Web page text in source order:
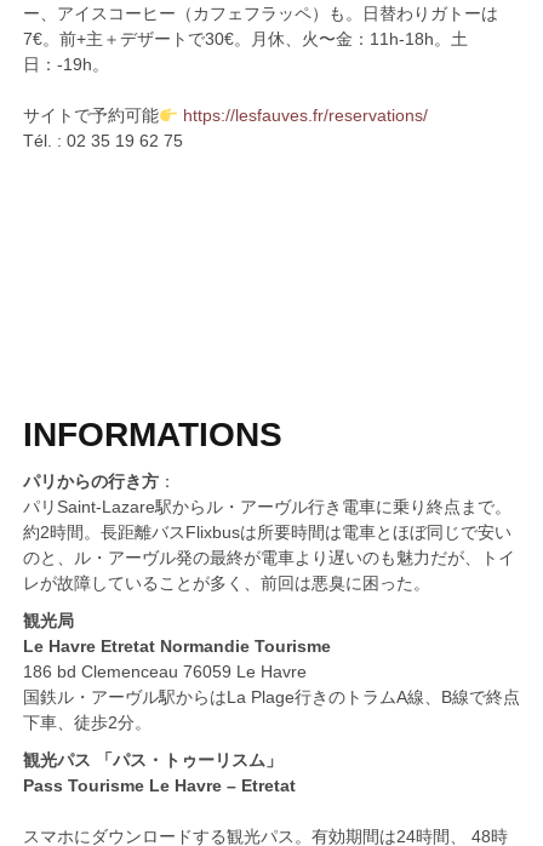
ー、アイスコーヒー（カフェフラッペ）も。日替わりガトーは
7€。前+主＋デザートで30€。月休、火〜金：11h-18h。土
日：-19h。
サイトで予約可能
https://lesfauves.fr/reservations/
Tél. : 02 35 19 62 75
INFORMATIONS
パリからの行き方：
パリSaint-Lazare駅からル・アーヴル行き電車に乗り終点まで。
約2時間。長距離バスFlixbusは所要時間は電車とほぼ同じで安い
のと、ル・アーヴル発の最終が電車より遅いのも魅力だが、トイ
レが故障していることが多く、前回は悪臭に困った。
観光局
Le Havre Etretat Normandie Tourisme
186 bd Clemenceau 76059 Le Havre
国鉄ル・アーヴル駅からはLa Plage行きのトラムA線、B線で終点
下車、徒歩2分。
観光パス 「パス・トゥーリスム」
Pass Tourisme Le Havre – Etretat
スマホにダウンロードする観光パス。有効期間は24時間、 48時